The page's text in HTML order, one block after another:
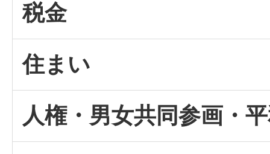
税金
住まい
人権・男女共同参画・